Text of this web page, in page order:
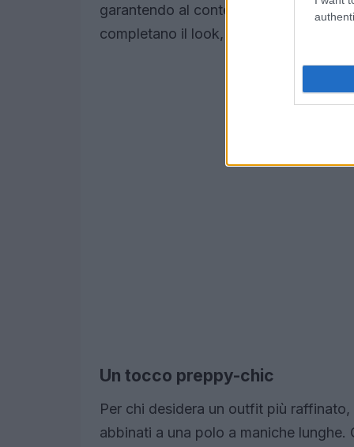
garantendo al contempo una buona
completano il look, ma offrono anche
Un tocco preppy-chic
Per chi desidera un outfit più
abbinati a una polo a maniche lunghe.